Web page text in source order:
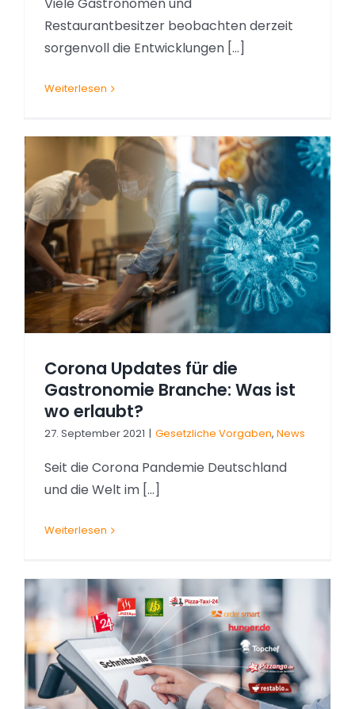
Viele Gastronomen und
Restaurantbesitzer beobachten derzeit
sorgenvoll die Entwicklungen [...]
Weiterlesen
Corona Updates für die
Gastronomie Branche: Was ist
wo erlaubt?
27. September 2021 | Gesetzliche Vorgaben, News
Seit die Corona Pandemie Deutschland
und die Welt im [...]
Weiterlesen